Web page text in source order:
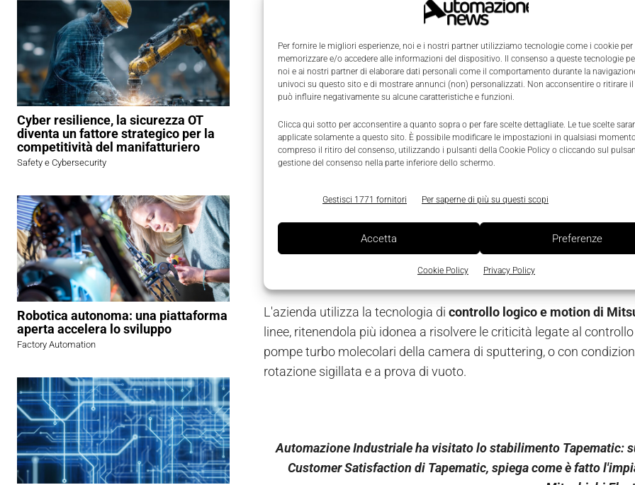
Per fornire le migliori esperienze, noi e i nostri partner utilizziamo tecnologie come i cookie per
memorizzare e/o accedere alle informazioni del dispositivo. Il consenso a queste tecnologie
noi e ai nostri partner di elaborare dati personali come il comportamento durante la
univoci su questo sito e di mostrare annunci (non) personalizzati. Non acconsentire o ritirare
può influire negativamente su alcune caratteristiche e funzioni.
Clicca qui sotto per acconsentire a quanto sopra o per fare scelte dettagliate. Le tue scelte
applicate solamente a questo sito. È possibile modificare le impostazioni in qualsiasi
compreso il ritiro del consenso, utilizzando i pulsanti della Cookie Policy o cliccando sul
gestione del consenso nella parte inferiore dello schermo.
Gestisci 1771 fornitori Per saperne di più su questi scopi
Accetta Preferenze
Cookie Policy Privacy Policy
Cyber resilience, la sicurezza OT
diventa un fattore strategico per la
competitività del manifatturiero
Safety e Cybersecurity
Robotica autonoma: una piattaforma
aperta accelera lo sviluppo
Factory Automation
Tapematic è un'azienda di Oggiono, in provincia di Monza-
e possono essere gestite interamente da un solo operatore,
chiuse e separate dall'operatore, al quale resta il compito di
necessario, monitorando dai pannelli Hmi che la produzione sia
L'azienda utilizza la tecnologia di controllo logico e motion di
linee, ritenendola più idonea a risolvere le criticità legate al
pompe turbo molecolari della camera di sputtering, o con
rotazione sigillata e a prova di vuoto.
Automazione Industriale ha visitato lo stabilimento Tapematic:
Customer Satisfaction di Tapematic, spiega come è fatto